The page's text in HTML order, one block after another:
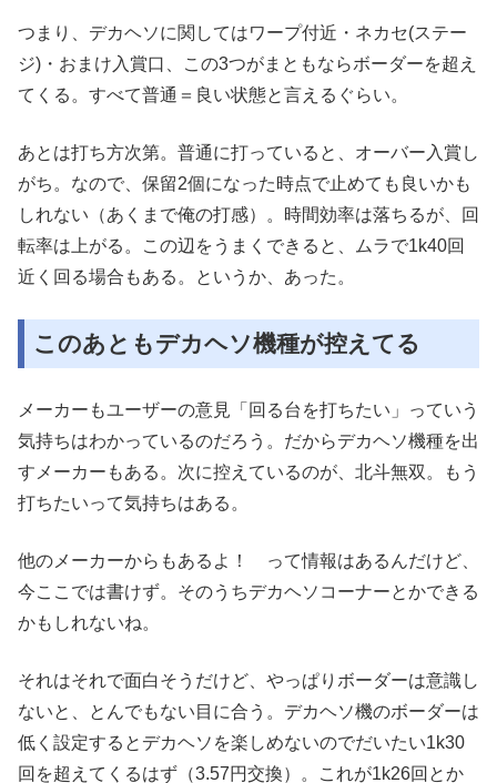
つまり、デカヘソに関してはワープ付近・ネカセ(ステー
ジ)・おまけ入賞口、この3つがまともならボーダーを超え
てくる。すべて普通＝良い状態と言えるぐらい。
あとは打ち方次第。普通に打っていると、オーバー入賞し
がち。なので、保留2個になった時点で止めても良いかも
しれない（あくまで俺の打感）。時間効率は落ちるが、回
転率は上がる。この辺をうまくできると、ムラで1k40回
近く回る場合もある。というか、あった。
このあともデカヘソ機種が控えてる
メーカーもユーザーの意見「回る台を打ちたい」っていう
気持ちはわかっているのだろう。だからデカヘソ機種を出
すメーカーもある。次に控えているのが、北斗無双。もう
打ちたいって気持ちはある。
他のメーカーからもあるよ！ って情報はあるんだけど、
今ここでは書けず。そのうちデカヘソコーナーとかできる
かもしれないね。
それはそれで面白そうだけど、やっぱりボーダーは意識し
ないと、とんでもない目に合う。デカヘソ機のボーダーは
低く設定するとデカヘソを楽しめないのでだいたい1k30
回を超えてくるはず（3.57円交換）。これが1k26回とか